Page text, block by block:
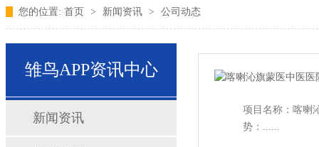
您的位置: 首页 > 新闻资讯 > 公司动态
雏鸟APP资讯中心
新闻资讯
项目名称：喀
势：......